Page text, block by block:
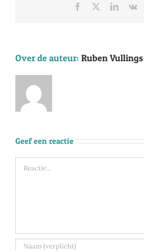
Facebook
LinkedIn
Vk
Over de auteur: Ruben Vullings
Geef een reactie